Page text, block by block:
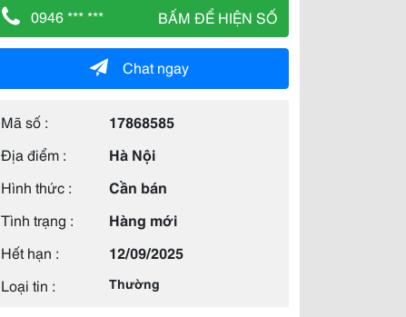
0946 *** *** BẤM ĐỂ HIỆN SỐ
Chat ngay
Mã số :
17868585
Địa điểm :
Hà Nội
Hình thức :
Cần bán
Tình trạng :
Hàng mới
Hết hạn :
12/09/2025
Loại tin :
Thường